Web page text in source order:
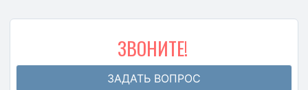
ЗВОНИТЕ!
ЗАДАТЬ ВОПРОС